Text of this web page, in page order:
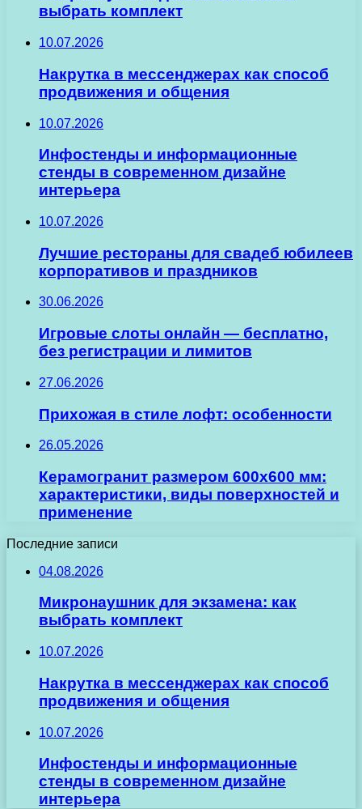
выбрать комплект
10.07.2026
Накрутка в мессенджерах как способ
продвижения и общения
10.07.2026
Инфостенды и информационные
стенды в современном дизайне
интерьера
10.07.2026
Лучшие рестораны для свадеб юбилеев
корпоративов и праздников
30.06.2026
Игровые слоты онлайн — бесплатно,
без регистрации и лимитов
27.06.2026
Прихожая в стиле лофт: особенности
26.05.2026
Керамогранит размером 600х600 мм:
характеристики, виды поверхностей и
применение
Последние записи
04.08.2026
Микронаушник для экзамена: как
выбрать комплект
10.07.2026
Накрутка в мессенджерах как способ
продвижения и общения
10.07.2026
Инфостенды и информационные
стенды в современном дизайне
интерьера